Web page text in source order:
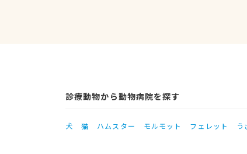
診療動物から動物病院を探す
犬 猫 ハムスター モルモット フェレット う